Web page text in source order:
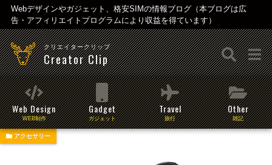
Webデザインやガジェット、格安SIMの情報ブログ（本ブログは広
告・アフィリエイトプログラムにより収益を得ています）
クリエイタークリップ
Creator Clip
Web Design
WEB制作
Gadget
ガジェット
Travel
旅行
Other
雑記
アクセサリー